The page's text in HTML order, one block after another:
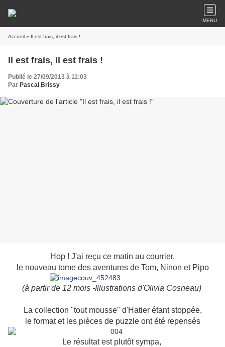
MENU
Accueil » Il est frais, il est frais !
Il est frais, il est frais !
Publié le 27/09/2013 à 11:03
Par Pascal Brissy
Hop ! J'ai reçu ce matin au courrier,
le nouveau tome des aventures de Tom, Ninon et Pipo
(à partir de 12 mois -Illustrations d'Olivia Cosneau)
La collection "tout mousse" d'Hatier étant stoppée,
le format et les pièces de puzzle ont été repensés
Le résultat est plutôt sympa,